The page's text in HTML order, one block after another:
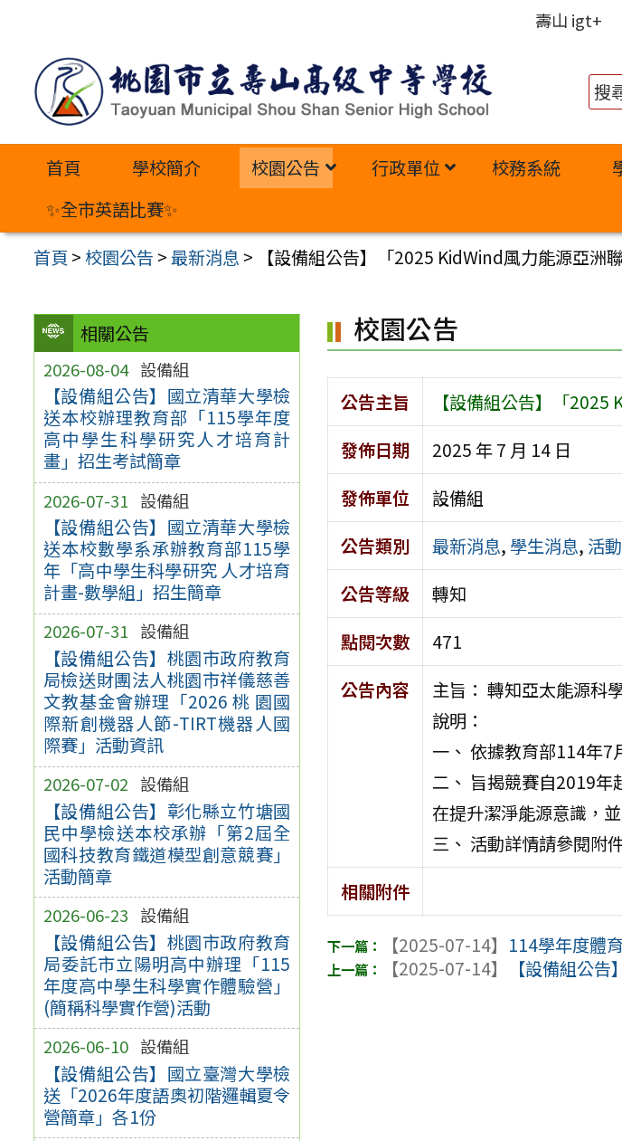
內
壽山 igt+
首頁 學校簡介 校園公告 行政單位 校務系統
✨全市英語比賽✨
首頁 >校園公告 >最新消息 > 【設備組公告】「2025 KidWind風力能源亞洲聯
相關公告
2026-08-04 設備組
【設備組公告】國立清華大學檢
送本校辦理教育部「115學年度
高中學生科學研究人才培育計
畫」招生考試簡章
2026-07-31 設備組
【設備組公告】國立清華大學檢
送本校數學系承辦教育部115學
年「高中學生科學研究 人才培育
計畫-數學組」招生簡章
2026-07-31 設備組
【設備組公告】桃園市政府教育
局檢送財團法人桃園市祥儀慈善
文教基金會辦理「2026 桃 園國
際新創機器人節-TIRT機器人國
際賽」活動資訊
2026-07-02 設備組
【設備組公告】彰化縣立竹塘國
民中學檢送本校承辦「第2屆全
國科技教育鐵道模型創意競賽」
活動簡章
2026-06-23 設備組
【設備組公告】桃園市政府教育
局委託市立陽明高中辦理「115
年度高中學生科學實作體驗營」
(簡稱科學實作營)活動
2026-06-10 設備組
【設備組公告】國立臺灣大學檢
送「2026年度語奧初階邏輯夏令
營簡章」各1份
校園公告
公告主旨
【設備組公告】「2025
發佈日期
2025 年 7 月 14 日
發佈單位
設備組
公告類別
最新消息, 學生消息, 活
公告等級
轉知
點閱次數
471
公告內容
主旨： 轉知亞太能源科
說明：
一、 依據教育部114年7
二、 旨揭競賽自2019年
在提升潔淨能源意識，
三、 活動詳情請參閱
相關附件
【2025-07-14】 114學年度體
【2025-07-14】
【設備組公